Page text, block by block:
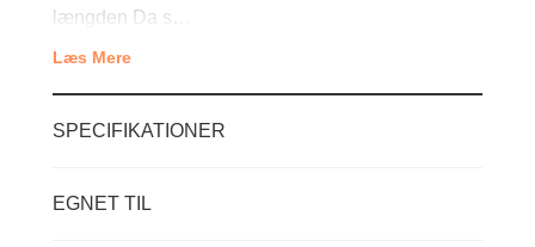
længden Da s…
Læs Mere
SPECIFIKATIONER
EGNET TIL